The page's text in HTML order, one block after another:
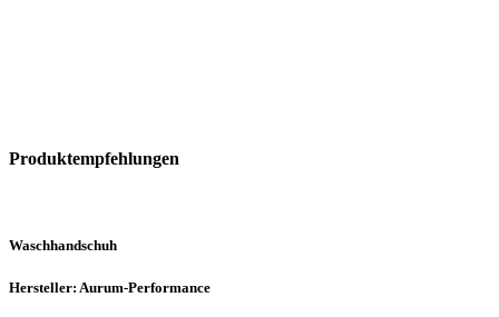
Produktempfehlungen
Waschhandschuh
Hersteller: Aurum-Performance